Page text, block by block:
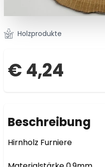
Holzprodukte
€ 4,24
Beschreibung
Hirnholz Furniere